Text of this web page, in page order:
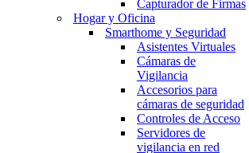
Capturador de Firmas
Hogar y Oficina
Smarthome y Seguridad
Asistentes Virtuales
Cámaras de
Vigilancia
Accesorios para
cámaras de seguridad
Controles de Acceso
Servidores de
vigilancia en red